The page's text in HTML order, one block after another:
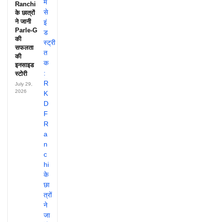
Ranchi
के छात्रों
ने जानी
Parle-G
की
सफलता
की
इनसाइड
स्टोरी
July 29,
2026